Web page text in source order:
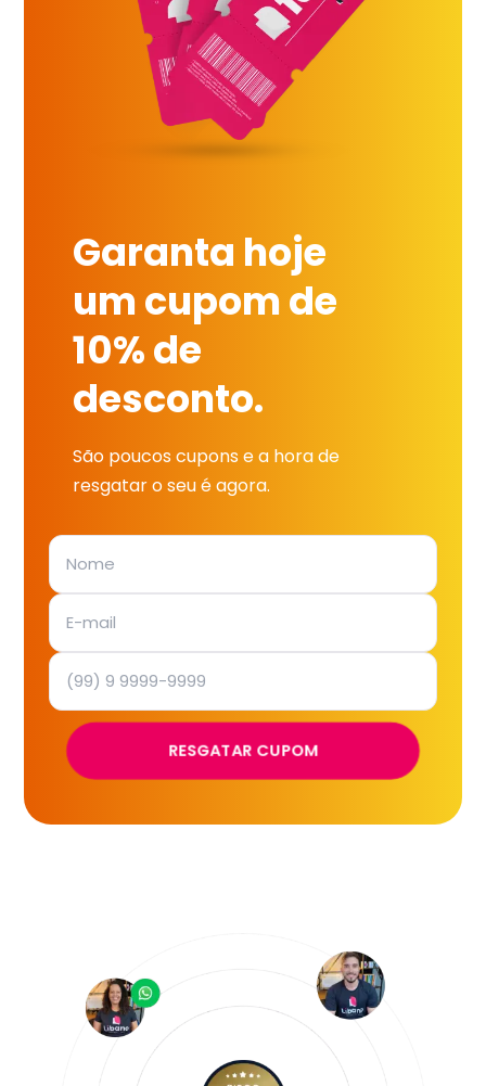
Garanta hoje
um cupom de
10% de
desconto.
São poucos cupons e a hora de
resgatar o seu é agora.
RESGATAR CUPOM